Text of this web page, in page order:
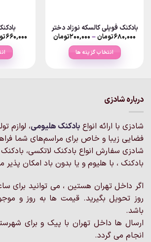
بادکنک فویلی کالسکه نوزاد دختر
۶۸۰,۰۰۰تومان–۲۰۰,۰۰۰تومانPrice
انتخاب گزینه ها
باشد.
گزینه
ها
ممکن
است
صفحه
محصول
شوند
۶۶۰,۰۰۰
درباره شادزی
شادزی با ارائه انواع بادکنک‌ هلیومی، لوازم
فضایی زیبا و خاص برای مراسم‌های شما
شادزی سفارش انواع بادکنک لاتکسی،
بادکنک ، با هلیوم و یا بدون باد امکان پذیر
روز تحویل بگیرید. قیمت ها به روز و
باشد.
ارسال ها داخل تهران با پیک و برای
انجام می گردد.